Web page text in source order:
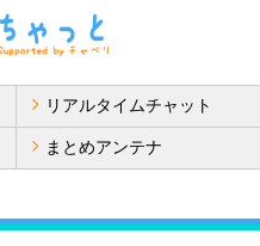
リアルタイムチャット
まとめアンテナ